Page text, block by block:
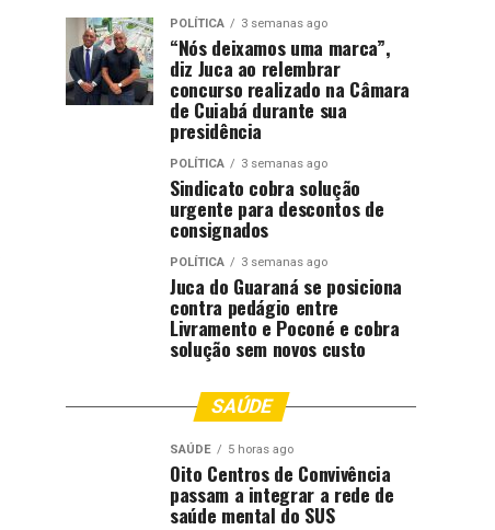
POLÍTICA 3 semanas ago
“Nós deixamos uma marca”,
diz Juca ao relembrar
concurso realizado na Câmara
de Cuiabá durante sua
presidência
POLÍTICA 3 semanas ago
Sindicato cobra solução
urgente para descontos de
consignados
POLÍTICA 3 semanas ago
Juca do Guaraná se posiciona
contra pedágio entre
Livramento e Poconé e cobra
solução sem novos custo
SAÚDE
SAÚDE 5 horas ago
Oito Centros de Convivência
passam a integrar a rede de
saúde mental do SUS